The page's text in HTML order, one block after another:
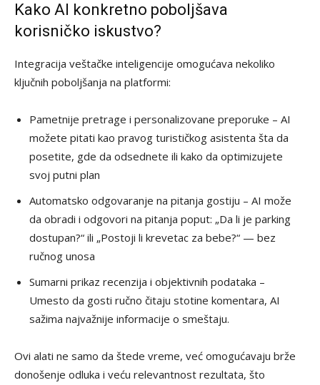
Kako AI konkretno poboljšava
korisničko iskustvo?
Integracija veštačke inteligencije omogućava nekoliko
ključnih poboljšanja na platformi:
Pametnije pretrage i personalizovane preporuke – AI
možete pitati kao pravog turističkog asistenta šta da
posetite, gde da odsednete ili kako da optimizujete
svoj putni plan
Automatsko odgovaranje na pitanja gostiju – AI može
da obradi i odgovori na pitanja poput: „Da li je parking
dostupan?“ ili „Postoji li krevetac za bebe?“ — bez
ručnog unosa
Sumarni prikaz recenzija i objektivnih podataka –
Umesto da gosti ručno čitaju stotine komentara, AI
sažima najvažnije informacije o smeštaju.
Ovi alati ne samo da štede vreme, već omogućavaju brže
donošenje odluka i veću relevantnost rezultata, što